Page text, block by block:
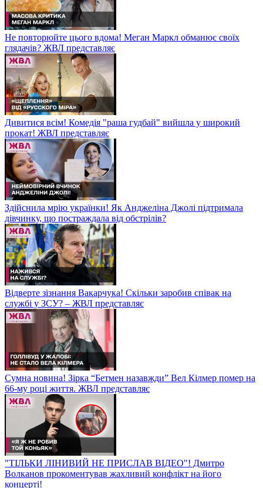
Не повторюйте цього вдома! Меган Маркл обманює своїх
глядачів? ЖВЛ представляє
Дивитися всім! Комедія "раша гудбай" вийшла у широкий
прокат! ЖВЛ представляє
Здійснила мрію українки! Як Анджеліна Джолі підтримала
дівчинку, що постраждала від обстрілів?
Відверте зізнання Вакарчука! Скільки заробив співак на
службі у ЗСУ? – ЖВЛ представляє
Сумна новина! Зірка “Бетмен назавжди” Вел Кілмер помер на
66-му році життя. ЖВЛ представляє
"ТІЛЬКИ ЛІНИВИЙ НЕ ПРИСЛАВ ВІДЕО"! Дмитро
Волканов прокоментував жахливий конфлікт на його
концерті!